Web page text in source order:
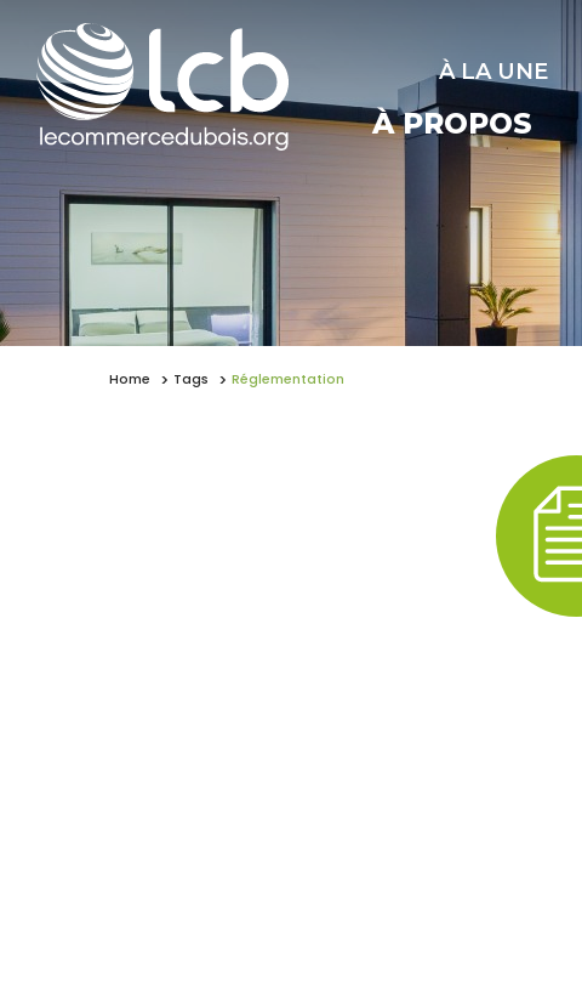
À LA UNE
À PROPOS
Home Tags Réglementation